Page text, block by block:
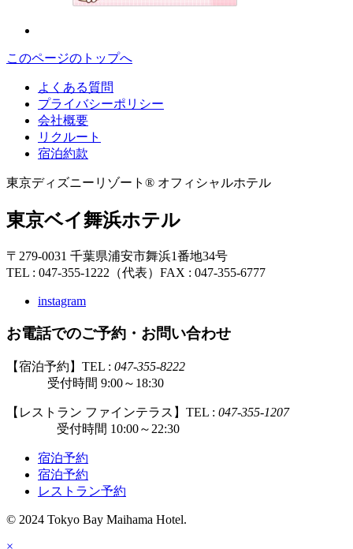
このページのトップへ
よくある質問
プライバシーポリシー
会社概要
リクルート
宿泊約款
東京ディズニーリゾート® オフィシャルホテル
東京ベイ舞浜ホテル
〒279-0031 千葉県浦安市舞浜1番地34号
TEL : 047-355-1222（代表） FAX : 047-355-6777
instagram
お電話でのご予約・お問い合わせ
【宿泊予約】TEL : 047-355-8222
受付時間 9:00～18:30
【レストラン ファインテラス】TEL : 047-355-1207
受付時間 10:00～22:30
宿泊予約
宿泊予約
レストラン予約
© 2024 Tokyo Bay Maihama Hotel.
×